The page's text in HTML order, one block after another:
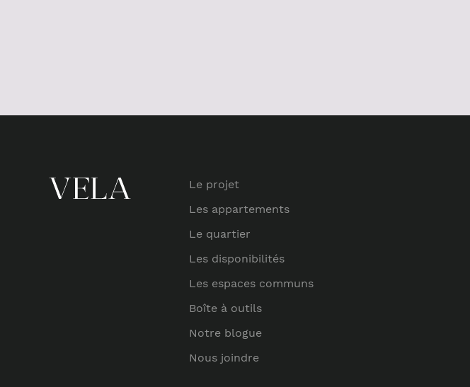
Le projet
Les appartements
Le quartier
Les disponibilités
Les espaces communs
Boîte à outils
Notre blogue
Nous joindre